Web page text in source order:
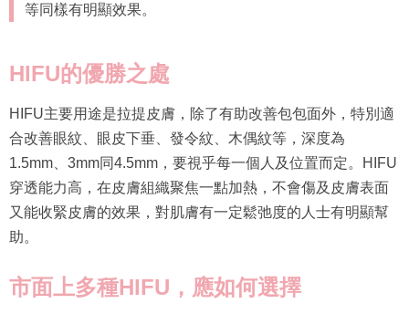
等同樣有明顯效果。
HIFU的優勝之處
HIFU主要用途是拉提皮膚，除了有助改善包包面外，特別適
合改善眼紋、眼皮下垂、發令紋、木偶紋等，深度為
1.5mm、3mm同4.5mm，要視乎每一個人及位置而定。HIFU
穿透能力高，在皮膚組織聚焦一點加熱，不會傷及皮膚表面
又能收緊皮膚的效果，對肌膚有一定鬆弛度的人士有明顯幫
助。
市面上多種HIFU ， 應如何選擇